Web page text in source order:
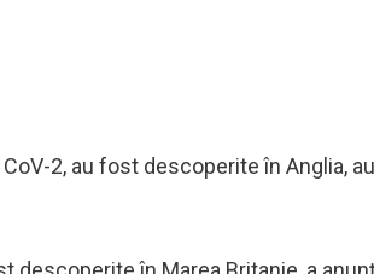
2, au fost descoperite în Anglia,